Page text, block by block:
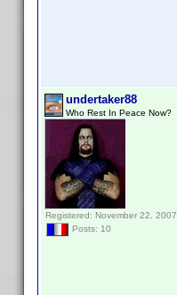
undertaker88
Who Rest In Peace Now?
Registered: November 22, 2007
Posts: 10